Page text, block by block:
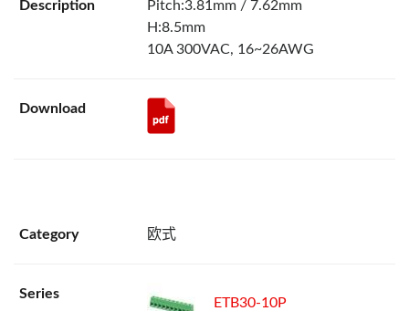
Pitch:3.81mm / 7.62mm
H:8.5mm
10A 300VAC, 16~26AWG
欧式
ETB30-10P